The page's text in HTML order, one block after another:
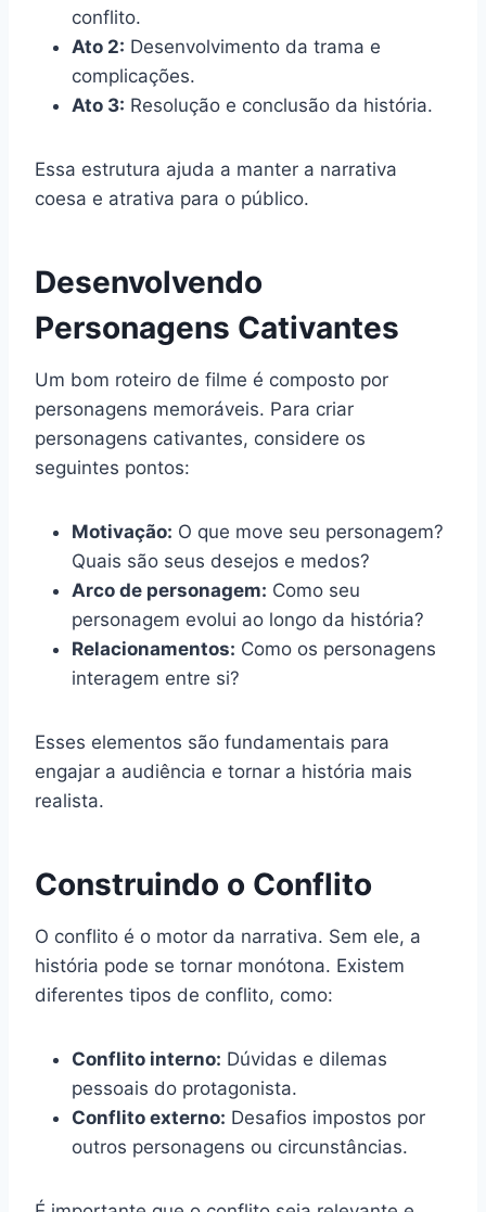
conflito.
Ato 2: Desenvolvimento da trama e
complicações.
Ato 3: Resolução e conclusão da história.
Essa estrutura ajuda a manter a narrativa
coesa e atrativa para o público.
Desenvolvendo
Personagens Cativantes
Um bom roteiro de filme é composto por
personagens memoráveis. Para criar
personagens cativantes, considere os
seguintes pontos:
Motivação: O que move seu personagem?
Quais são seus desejos e medos?
Arco de personagem: Como seu
personagem evolui ao longo da história?
Relacionamentos: Como os personagens
interagem entre si?
Esses elementos são fundamentais para
engajar a audiência e tornar a história mais
realista.
Construindo o Conflito
O conflito é o motor da narrativa. Sem ele, a
história pode se tornar monótona. Existem
diferentes tipos de conflito, como:
Conflito interno: Dúvidas e dilemas
pessoais do protagonista.
Conflito externo: Desafios impostos por
outros personagens ou circunstâncias.